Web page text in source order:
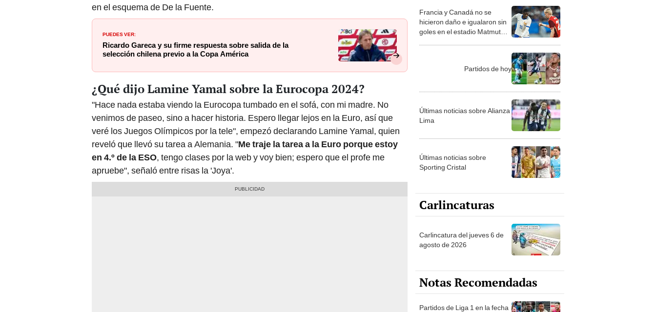
en el esquema de De la Fuente.
PUEDES VER:
Ricardo Gareca y su firme respuesta sobre salida de la
selección chilena previo a la Copa América
¿Qué dijo Lamine Yamal sobre la Eurocopa 2024?
"Hace nada estaba viendo la Eurocopa tumbado en el sofá, con mi madre. No
venimos de paseo, sino a hacer historia. Espero llegar lejos en la Euro, así que
veré los Juegos Olímpicos por la tele", empezó declarando Lamine Yamal, quien
reveló que llevó su tarea a Alemania. "Me traje la tarea a la Euro porque estoy
en 4.º de la ESO, tengo clases por la web y voy bien; espero que el profe me
apruebe", señaló entre risas la 'Joya'.
Francia y Canadá no se
hicieron daño e igualaron sin
goles en el estadio Matmut
Partidos de hoy
Últimas noticias sobre Alianza
Lima
Últimas noticias sobre
Sporting Cristal
Carlincaturas
Carlincatura del jueves 6 de
agosto de 2026
Notas Recomendadas
Partidos de Liga 1 en la fecha